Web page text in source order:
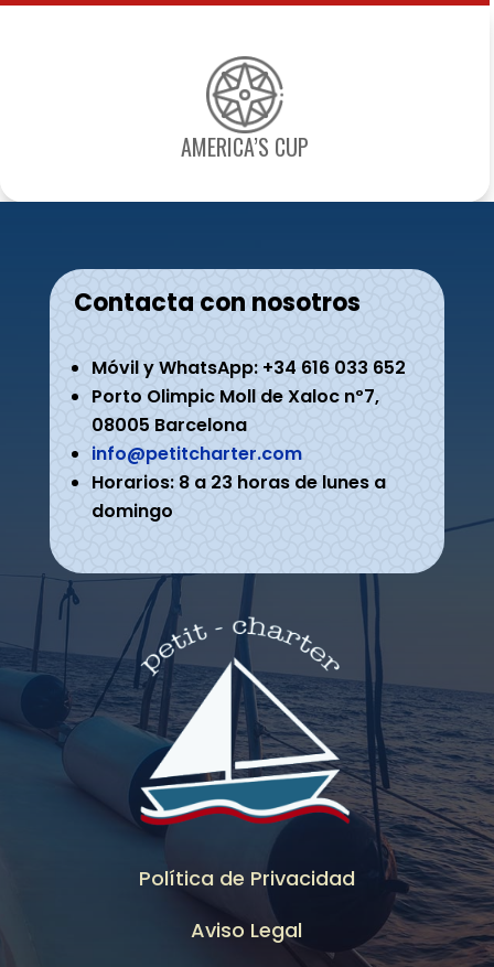
AMERICA’S CUP
Contacta con nosotros
Móvil y WhatsApp: +34 616 033 652
Porto Olimpic Moll de Xaloc nº7,
08005 Barcelona
info@petitcharter.com
Horarios: 8 a 23 horas de lunes a
domingo
Política de Privacidad
Aviso Legal